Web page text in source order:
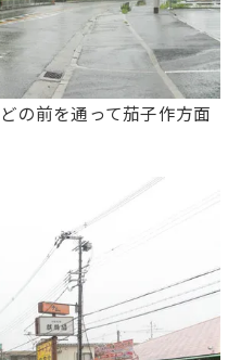
の前を通って茄子作方面